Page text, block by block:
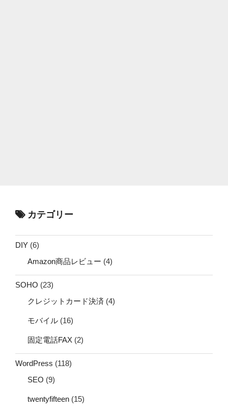
カテゴリー
DIY (6)
Amazon商品レビュー (4)
SOHO (23)
クレジットカード決済 (4)
モバイル (16)
固定電話FAX (2)
WordPress (118)
SEO (9)
twentyfifteen (15)